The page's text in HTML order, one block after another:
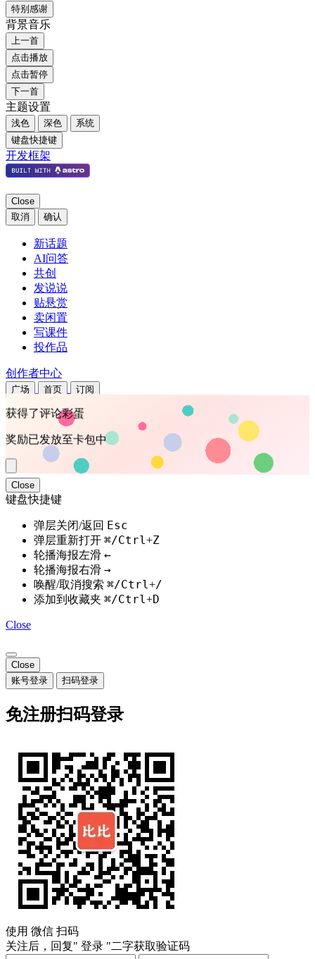
特别感谢
背景音乐
上一首
点击播放
点击暂停
下一首
主题设置
浅色 深色
系统
键盘快捷键
开发框架
Close
取消
确认
新话题
AI问答
共创
发说说
贴悬赏
卖闲置
写课件
投作品
创作者中心
广场 首页 订阅
获得了评论彩蛋
奖励已发放至卡包中
Close
键盘快捷键
弹层关闭/返回 Esc
弹层重新打开 ⌘/Ctrl+Z
轮播海报左滑 ←
轮播海报右滑 →
唤醒/取消搜索 ⌘/Ctrl+/
添加到收藏夹 ⌘/Ctrl+D
Close
Close
账号登录
扫码登录
免注册扫码登录
使用 微信 扫码
关注后，回复" 登录 "二字获取验证码